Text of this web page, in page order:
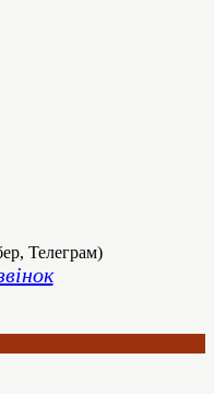
Телеграм)